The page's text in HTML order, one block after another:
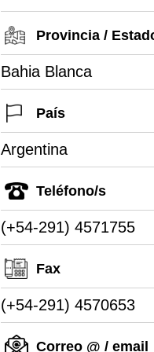
Provincia /
Bahia Blanca
País
Argentina
Teléfono/s
(+54-291) 4571755
Fax
(+54-291) 4570653
Correo @ / email